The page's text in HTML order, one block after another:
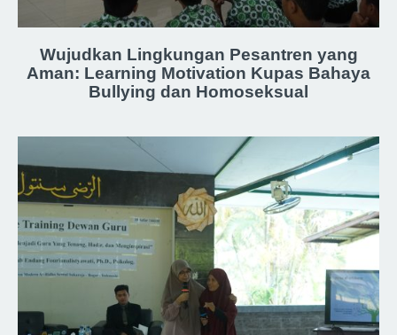
Wujudkan Lingkungan Pesantren yang
Aman: Learning Motivation Kupas Bahaya
Bullying dan Homoseksual